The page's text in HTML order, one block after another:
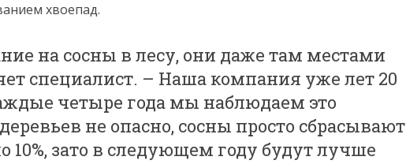
хвоепад.
на сосны в лесу, они даже там местами
специалист. – Наша компания уже лет 20
четыре года мы наблюдаем это
не опасно, сосны просто сбрасывают
10%, зато в следующем году будут лучше